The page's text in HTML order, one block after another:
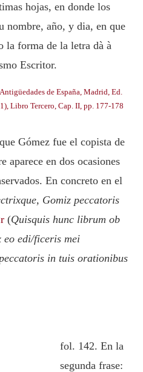
hojas, en donde los
nombre, año, y dia, en que
la forma de la letra dà à
Escritor.
Antigüedades de España, Madrid, Ed.
, Libro Tercero, Cap. II, pp. 177-178
Gómez fue el copista de
aparece en dos ocasiones
En concreto en el
Gomiz peccatoris
(Quisquis hunc librum ob
eo edi/ficeris mei
in tuis orationibus
fol. 142. En la
segunda frase: